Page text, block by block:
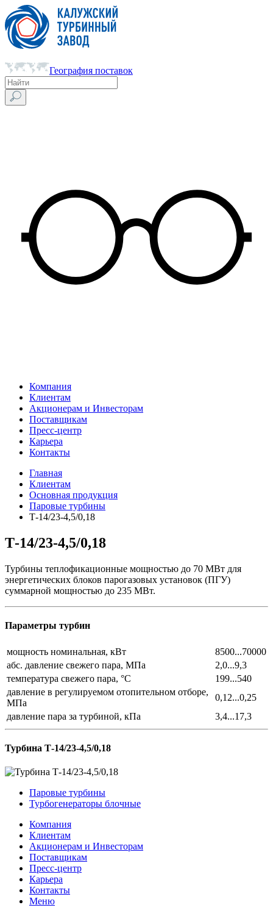
География поставок
Компания
Клиентам
Акционерам и Инвесторам
Поставщикам
Пресс-центр
Карьера
Контакты
Главная
Клиентам
Основная продукция
Паровые турбины
Т-14/23-4,5/0,18
Т-14/23-4,5/0,18
Турбины теплофикационные мощностью до 70 МВт для
энергетических блоков парогазовых установок (ПГУ)
суммарной мощностью до 235 МВт.
Параметры турбин
мощность номинальная, кВт
8500...70000
абс. давление свежего пара, МПа
2,0...9,3
температура свежего пара, °С
199...540
давление в регулируемом отопительном отборе,
МПа
0,12...0,25
давление пара за турбиной, кПа
3,4...17,3
Турбина Т-14/23-4,5/0,18
Паровые турбины
Турбогенераторы блочные
Компания
Клиентам
Акционерам и Инвесторам
Поставщикам
Пресс-центр
Карьера
Контакты
Меню